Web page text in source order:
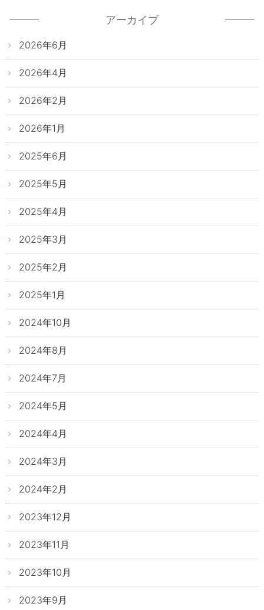
アーカイブ
2026年6月
2026年4月
2026年2月
2026年1月
2025年6月
2025年5月
2025年4月
2025年3月
2025年2月
2025年1月
2024年10月
2024年8月
2024年7月
2024年5月
2024年4月
2024年3月
2024年2月
2023年12月
2023年11月
2023年10月
2023年9月